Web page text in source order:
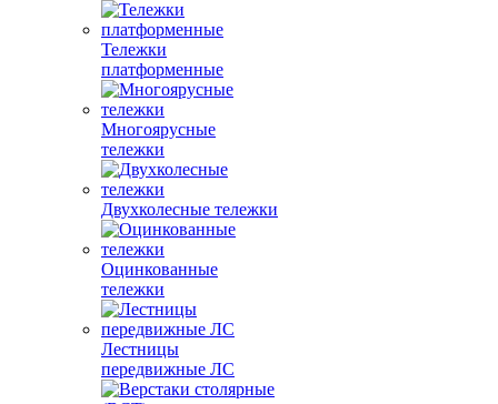
Тележки
платформенные
Многоярусные
тележки
Двухколесные тележки
Оцинкованные
тележки
Лестницы
передвижные ЛС